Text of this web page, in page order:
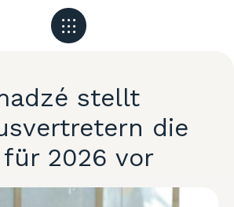
stellt
die
für 2026 vor